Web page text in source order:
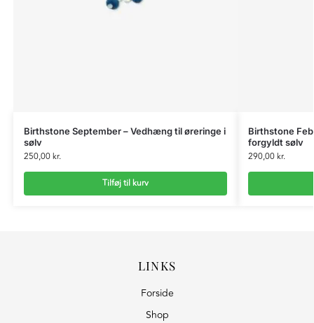
Birthstone September – Vedhæng til øreringe i
sølv
250,00kr.
Tilføj til kurv
Birthstone
forgyldt sølv
290,00kr.
LINKS
Forside
Shop